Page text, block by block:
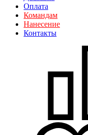
Оплата
Командам
Нанесение
Контакты